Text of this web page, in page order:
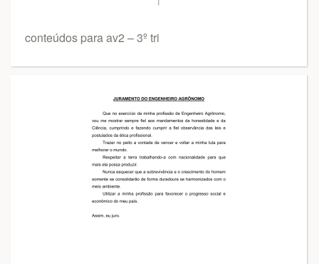
conteúdos para av2 – 3º tri